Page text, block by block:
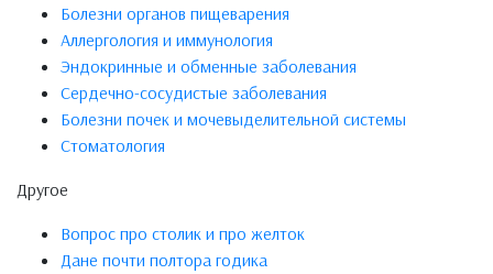
Болезни органов пищеварения
Аллергология и иммунология
Эндокринные и обменные заболевания
Сердечно-сосудистые заболевания
Болезни почек и мочевыделительной системы
Стоматология
Другое
Вопрос про столик и про желток
Дане почти полтора годика